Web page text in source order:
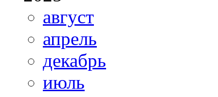
август
апрель
декабрь
июль